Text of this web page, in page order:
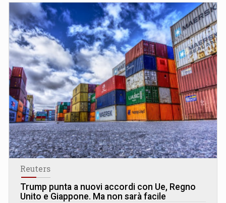
Reuters
Trump punta a nuovi accordi con Ue, Regno
Unito e Giappone. Ma non sarà facile